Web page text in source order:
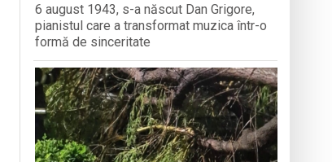
6 august 1943, s-a născut Dan Grigore,
pianistul care a transformat muzica într-o
formă de sinceritate